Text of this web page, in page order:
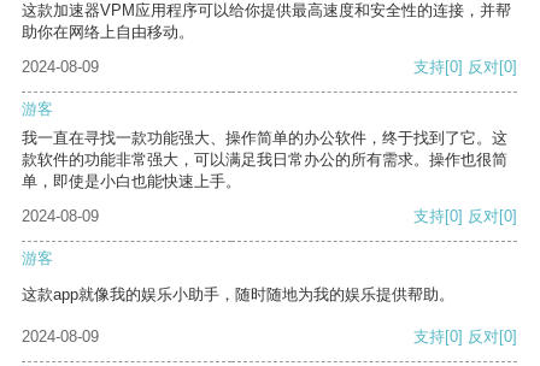
这款加速器VPM应用程序可以给你提供最高速度和安全性的连接，并帮
助你在网络上自由移动。
2024-08-09
支持[0] 反对[0]
游客
我一直在寻找一款功能强大、操作简单的办公软件，终于找到了它。这
款软件的功能非常强大，可以满足我日常办公的所有需求。操作也很简
单，即使是小白也能快速上手。
2024-08-09
支持[0] 反对[0]
游客
这款app就像我的娱乐小助手，随时随地为我的娱乐提供帮助。
2024-08-09 支持[0] 反对[0]